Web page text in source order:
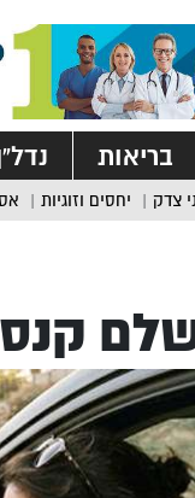
בריאות
צדק יחסים וזוגיות